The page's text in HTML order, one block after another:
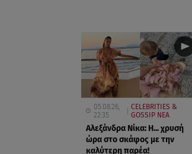
05.08.26,
22:35
CELEBRITIES &
GOSSIP ΝΕΑ
Αλεξάνδρα Νίκα: Η... χρυσή
ώρα στο σκάφος με την
καλύτερη παρέα!